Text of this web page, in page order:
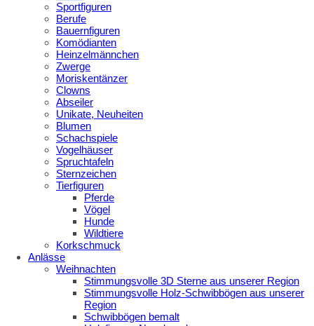
Sportfiguren
Berufe
Bauernfiguren
Komödianten
Heinzelmännchen
Zwerge
Moriskentänzer
Clowns
Abseiler
Unikate, Neuheiten
Blumen
Schachspiele
Vogelhäuser
Spruchtafeln
Sternzeichen
Tierfiguren
Pferde
Vögel
Hunde
Wildtiere
Korkschmuck
Anlässe
Weihnachten
Stimmungsvolle 3D Sterne aus unserer Region
Stimmungsvolle Holz-Schwibbögen aus unserer
Region
Schwibbögen bemalt